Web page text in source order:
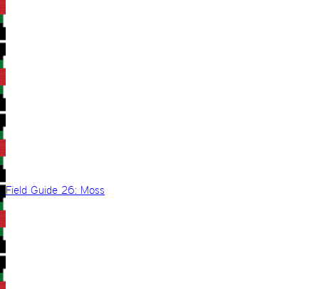
Field Guide 26: Moss